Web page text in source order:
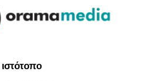
ιστότοπο